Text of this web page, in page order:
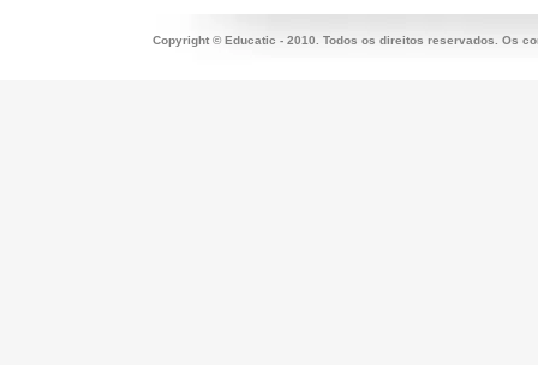
Copyright © Educatic - 2010. Todos os direitos reservados. Os